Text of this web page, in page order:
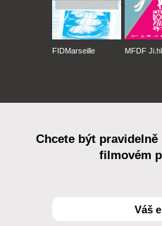
FIDMarseille MFDF
Chcete být
filmovém